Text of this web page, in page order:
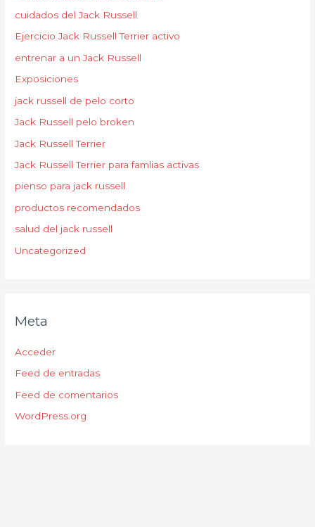
cuidados del Jack Russell
Ejercicio Jack Russell Terrier activo
entrenar a un Jack Russell
Exposiciones
jack russell de pelo corto
Jack Russell pelo broken
Jack Russell Terrier
Jack Russell Terrier para famlias activas
pienso para jack russell
productos recomendados
salud del jack russell
Uncategorized
Meta
Acceder
Feed de entradas
Feed de comentarios
WordPress.org